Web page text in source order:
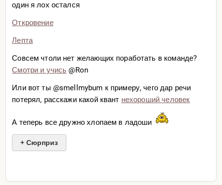
один я лох остался
Откровение
Лепта
Совсем чтоли нет желающих поработать в команде?
Смотри и учись @Ron
Или вот ты @smellmybum к примеру, чего дар речи
потерял, расскажи какой квант нехороший человек
А теперь все дружно хлопаем в ладоши
+ Сюрприз